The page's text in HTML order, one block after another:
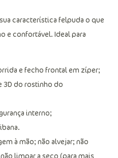
característica felpuda o que
e confortável. Ideal para
e fecho frontal em zíper;
3D do rostinho do
interno;
à mão; não alvejar; não
limpar a seco (para mais